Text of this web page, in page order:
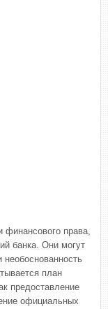
финансового права,
банка. Они могут
необоснованность
план
предоставление
официальных